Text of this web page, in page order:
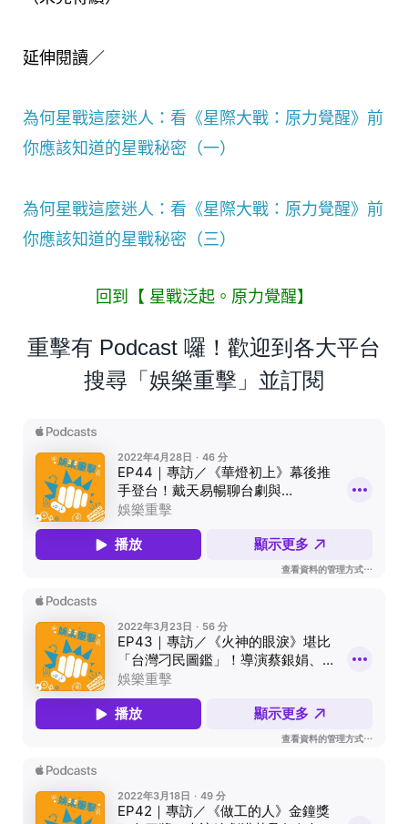
延伸閱讀／
為何星戰這麼迷人：看《星際大戰：原力覺醒》前
你應該知道的星戰秘密（一）
為何星戰這麼迷人：看《星際大戰：原力覺醒》前
你應該知道的星戰秘密（三）
回到【 星戰泛起。原力覺醒】
重擊有 Podcast 囉！歡迎到各大平台
搜尋「娛樂重擊」並訂閱